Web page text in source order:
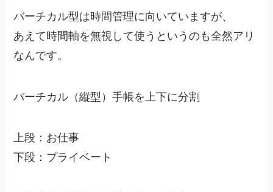
バーチカル型は時間管理に向いていますが、
あえて時間軸を無視して使うというのも全然アリ
なんです。
バーチカル（縦型）手帳を上下に分割
上段：お仕事
下段：プライベート